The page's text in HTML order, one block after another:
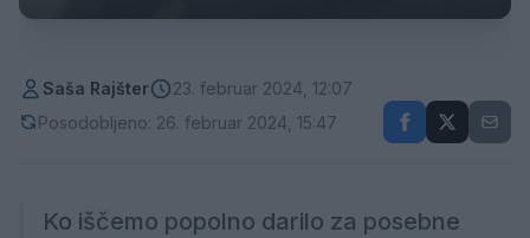
Saša Rajšter
23. februar 2024, 12:07
Posodobljeno: 26. februar 2024, 15:47
Ko iščemo popolno darilo za posebne